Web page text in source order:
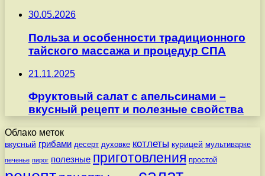
30.05.2026
Польза и особенности традиционного
тайского массажа и процедур СПА
21.11.2025
Фруктовый салат с апельсинами –
вкусный рецепт и полезные свойства
Облако меток
вкусный грибами десерт духовке котлеты курицей мультиварке
печенье пирог полезные приготовления простой